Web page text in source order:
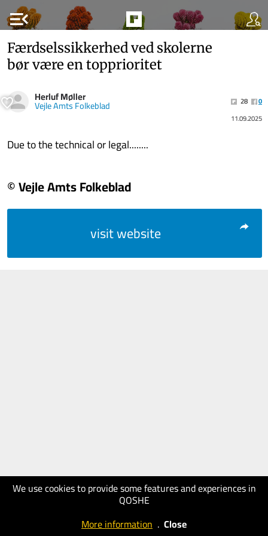
menu_open
We use cookies to provide some features and experiences in
QOSHE
More information . Close
Færdselssikkerhed ved skolerne
bør være en topprioritet
Herluf Møller
Vejle Amts Folkeblad 28
0
11.09.2025
Due to the technical or legal........
© Vejle Amts Folkeblad
visit website